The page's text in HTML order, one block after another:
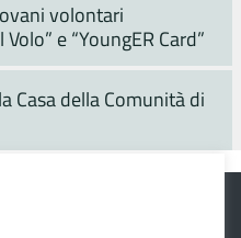
volontari
e “YoungER Card”
Casa della Comunità di